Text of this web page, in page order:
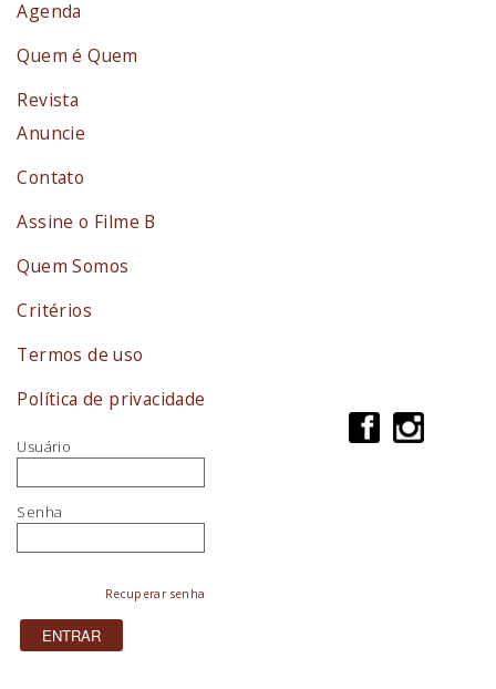
Agenda
Quem é Quem
Revista
Anuncie
Contato
Assine o Filme B
Quem Somos
Critérios
Termos de uso
Política de privacidade
Usuário
Senha
Recuperar senha